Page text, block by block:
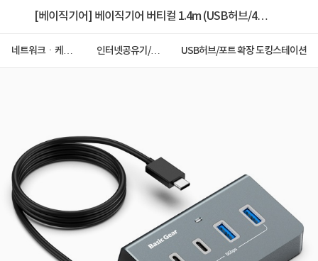
[베이직기어] 베이직기어 버티컬 1.4m (USB허브/4포
네트워크ㆍ케이
인터넷공유기/허
USB허브/포트 확장 도킹스테이션